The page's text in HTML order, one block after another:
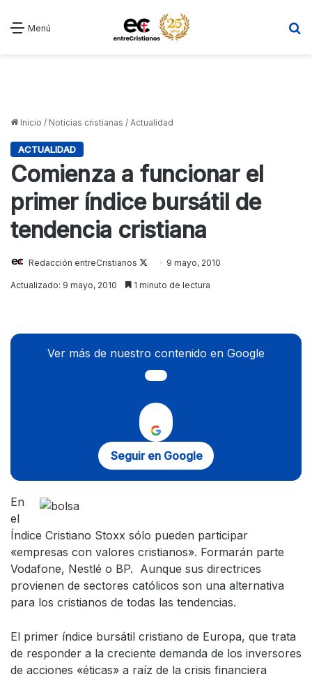
Menú
Inicio / Noticias cristianas / Actualidad
ACTUALIDAD
Comienza a funcionar el
primer índice bursátil de
tendencia cristiana
Redacción entreCristianos
Follow
on
9 mayo, 2010
Actualizado: 9 mayo, 2010 1 minuto de lectura
Ver más de nuestro contenido en Google
Seguir en Google
En
el
Índice Cristiano Stoxx sólo pueden participar
«empresas con valores cristianos». Formarán parte
Vodafone, Nestlé o BP. Aunque sus directrices
provienen de sectores católicos son una alternativa
para los cristianos de todas las tendencias.
El primer índice bursátil cristiano de Europa, que trata
de responder a la creciente demanda de los inversores
de acciones «éticas» a raíz de la crisis financiera